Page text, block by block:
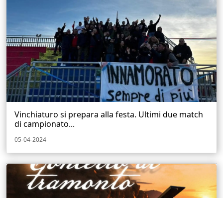
Vinchiaturo si prepara alla festa. Ultimi due match
di campionato...
05-04-2024